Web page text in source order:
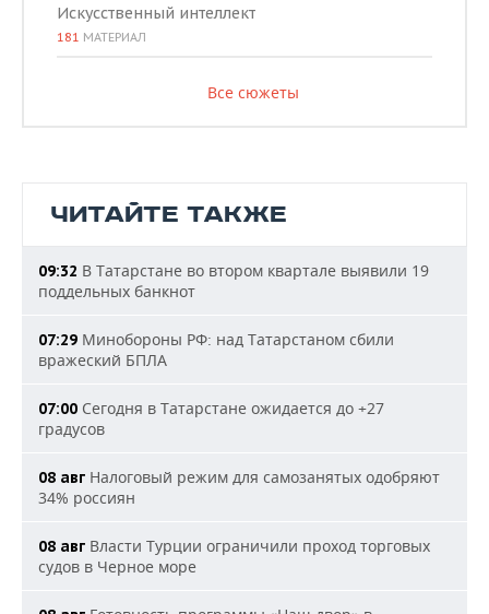
Искусственный интеллект
181 МАТЕРИАЛ
Все сюжеты
ЧИТАЙТЕ ТАКЖЕ
09:32 В Татарстане во втором квартале выявили 19
поддельных банкнот
07:29 Минобороны РФ: над Татарстаном сбили
вражеский БПЛА
07:00 Сегодня в Татарстане ожидается до +27
градусов
08 авг Налоговый режим для самозанятых одобряют
34% россиян
08 авг Власти Турции ограничили проход торговых
судов в Черное море